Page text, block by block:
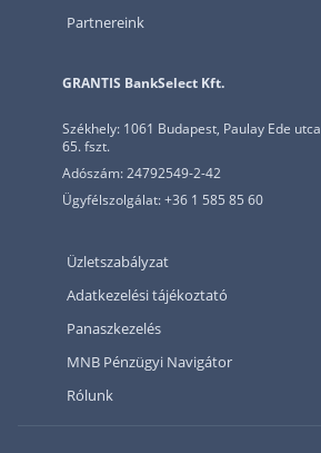
Partnereink
GRANTIS BankSelect Kft.
Székhely: 1061 Budapest, Paulay Ede utca
65. fszt.
Adószám: 24792549-2-42
Ügyfélszolgálat: +36 1 585 85 60
Üzletszabályzat
Adatkezelési tájékoztató
Panaszkezelés
MNB Pénzügyi Navigátor
Rólunk